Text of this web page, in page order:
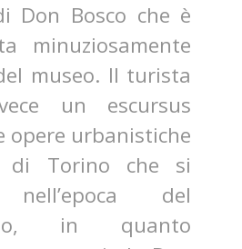
Don Bosco che è
minuziosamente
museo. Il turista
un escursus
opere urbanistiche
di Torino che si
nell’epoca del
in quanto